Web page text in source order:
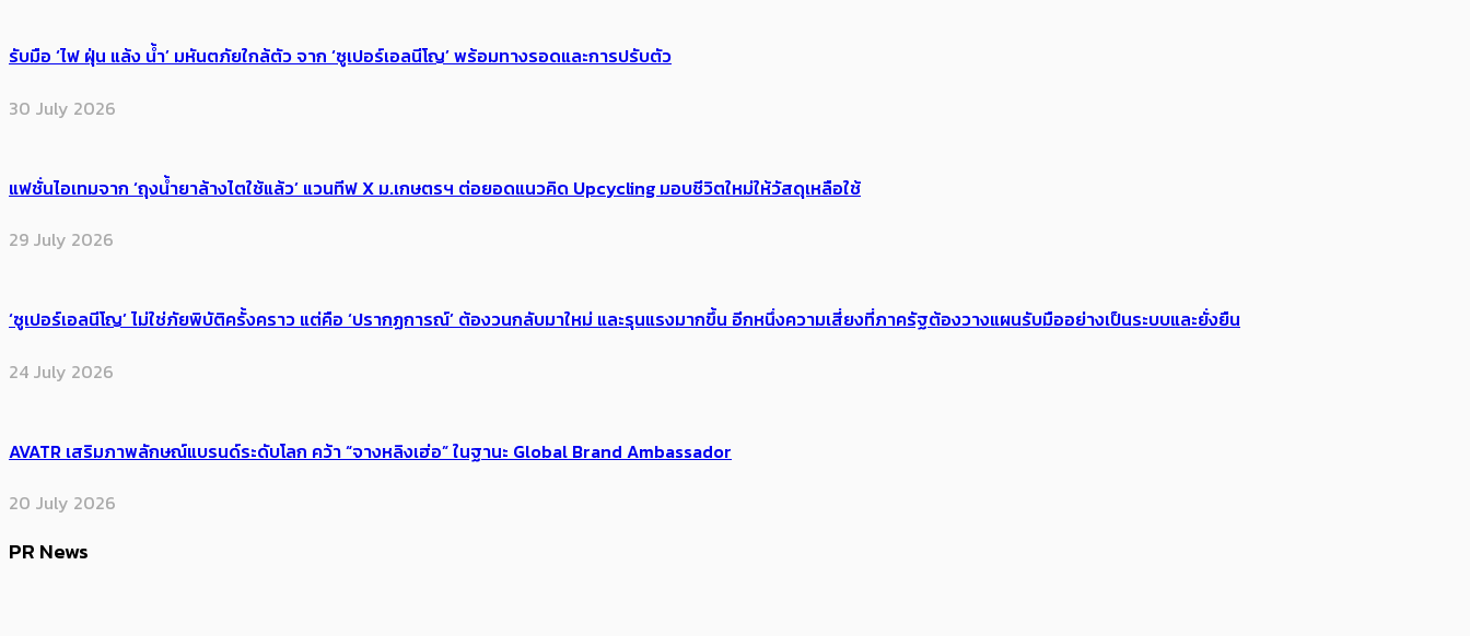
รับมือ ‘ไฟ ฝุ่น แล้ง น้ำ’ มหันตภัยใกล้ตัว จาก ‘ซูเปอร์เอลนีโญ’ พร้อมทางรอดและการปรับตัว
30 July 2026
แฟชั่นไอเทมจาก ‘ถุงน้ำยาล้างไตใช้แล้ว’ แวนทีฟ X ม.เกษตรฯ ต่อยอดแนวคิด Upcycling มอบชีวิตใหม่ให้วัสดุเหลือใช้
29 July 2026
‘ซูเปอร์เอลนีโญ’ ไม่ใช่ภัยพิบัติครั้งคราว แต่คือ ‘ปรากฏการณ์’ ​ต้อง​วนกลับมาใหม่ และรุนแรงมากขึ้น อีกหนึ่งความเสี่ยงที่ภาครัฐต้องวางแผนรับมืออย่างเป็นระบบและยั่งยืน
24 July 2026
AVATR เสริมภาพลักษณ์แบรนด์ระดับโลก คว้า “จางหลิงเฮ่อ” ในฐานะ Global Brand Ambassador
20 July 2026
PR News